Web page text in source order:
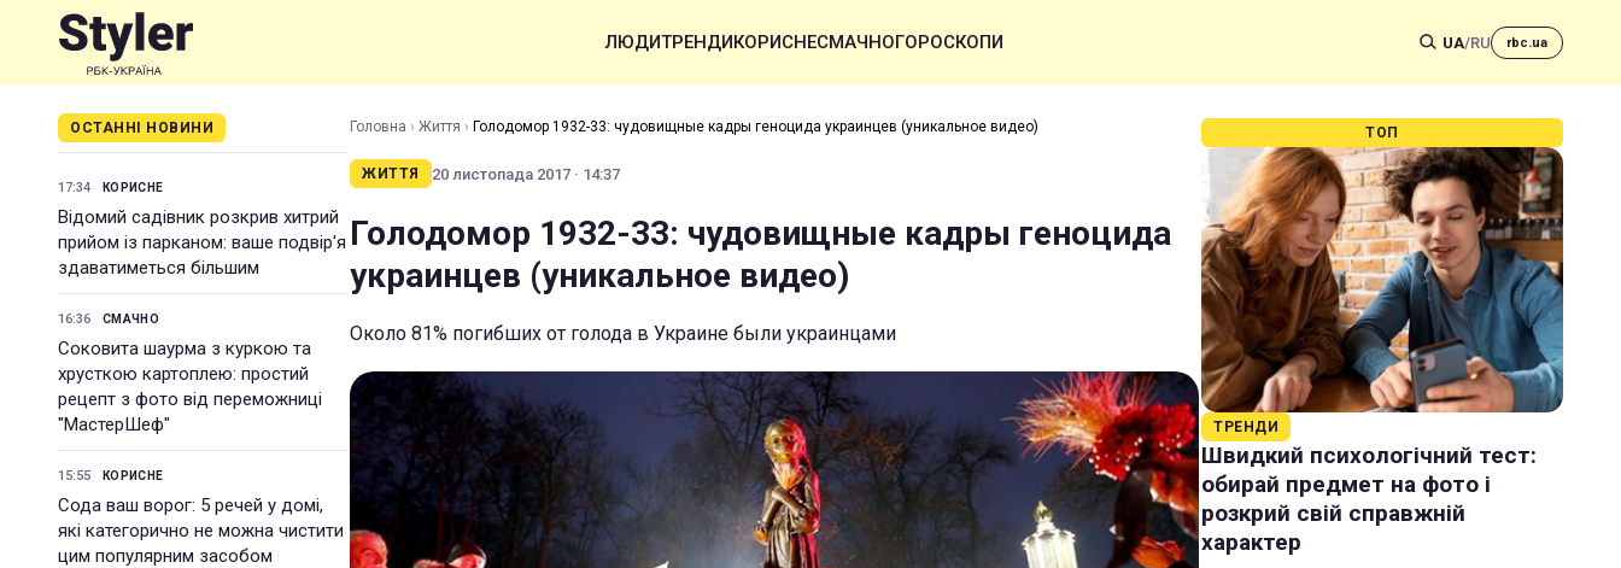
ЛЮДИТРЕНДИКОРИСНЕСМАЧНОГОРОСКОПИ UA/RU rbc.ua
ОСТАННІ НОВИНИ
17:34 КОРИСНЕ
Відомий садівник розкрив хитрий
прийом із парканом: ваше подвір'я
здаватиметься більшим
16:36 СМАЧНО
Соковита шаурма з куркою та
хрусткою картоплею: простий
рецепт з фото від переможниці
"МастерШеф"
15:55 КОРИСНЕ
Сода ваш ворог: 5 речей у домі,
які категорично не можна чистити
цим популярним засобом
Головна › Життя › Голодомор 1932-33: чудовищные кадры геноцида украинцев (уникальное видео)
ЖИТТЯ 20 листопада 2017 · 14:37
Голодомор 1932-33: чудовищные кадры геноцида
украинцев (уникальное видео)
Около 81% погибших от голода в Украине были украинцами
ТОП
ТРЕНДИ
Швидкий психологічний тест:
обирай предмет на фото і
розкрий свій справжній
характер